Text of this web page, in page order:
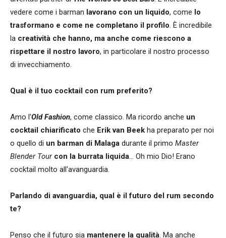
vedere come i barman lavorano con un liquido, come lo
trasformano e come ne completano il profilo. È incredibile
la creatività che hanno, ma anche come riescono a
rispettare il nostro lavoro, in particolare il nostro processo
di invecchiamento.
Qual è il tuo cocktail con rum preferito?
Amo l'Old Fashion, come classico. Ma ricordo anche un
cocktail chiarificato che Erik van Beek ha preparato per noi
o quello di un barman di Malaga durante il primo Master
Blender Tour con la burrata liquida... Oh mio Dio! Erano
cocktail molto all'avanguardia.
Parlando di avanguardia, qual è il futuro del rum secondo
te?
Penso che il futuro sia mantenere la qualità. Ma anche